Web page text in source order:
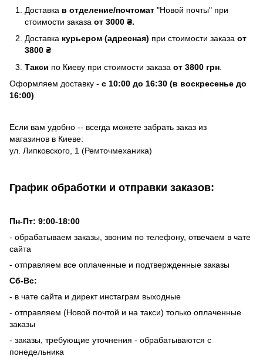
Доставка в отделение/почтомат "Новой почты" при
стоимости заказа от 3000 ₴.
Доставка курьером (адресная) при стоимости заказа от
3800 ₴
Такси по Киеву при стоимости заказа от 3800 грн
Оформляем доставку - с 10:00 до 16:30 (в воскресенье до
16:00)
Если вам удобно -- всегда можете забрать заказ из
магазинов в Киеве:
ул. Липковского, 1 (Ремточмеханика)
График обработки и отправки заказов:
Пн-Пт: 9:00-18:00
- обрабатываем заказы, звоним по телефону, отвечаем в чате
сайта
- отправляем все оплаченные и подтвержденные заказы
Сб-Вс:
- в чате сайта и директ инстаграм выходные
- отправляем (Новой почтой и на такси) только оплаченные
заказы
- заказы, требующие уточнения - обрабатываются с
понедельника